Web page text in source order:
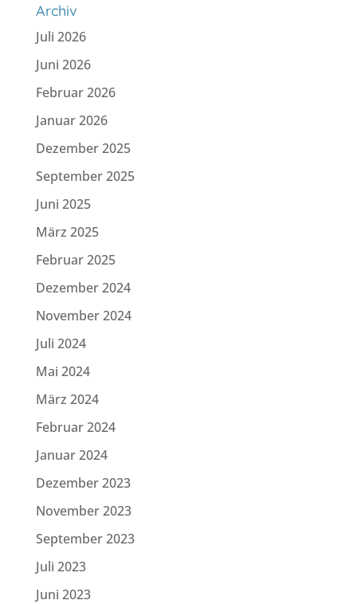
Archiv
Juli 2026
Juni 2026
Februar 2026
Januar 2026
Dezember 2025
September 2025
Juni 2025
März 2025
Februar 2025
Dezember 2024
November 2024
Juli 2024
Mai 2024
März 2024
Februar 2024
Januar 2024
Dezember 2023
November 2023
September 2023
Juli 2023
Juni 2023